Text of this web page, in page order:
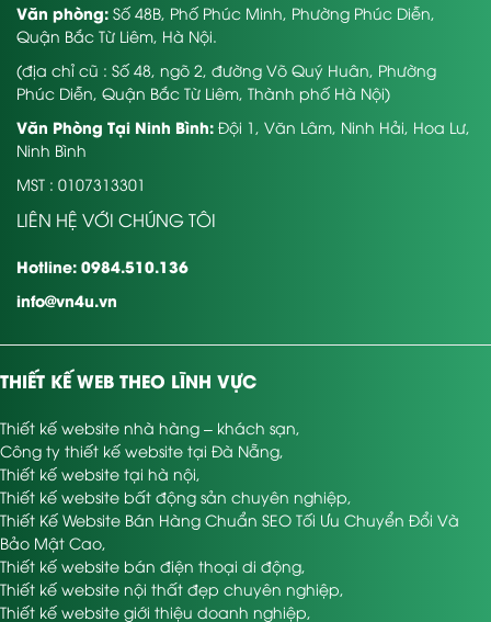
Văn phòng: Số 48B, Phố Phúc Minh, Phường Phúc Diễn,
Quận Bắc Từ Liêm, Hà Nội.
(địa chỉ cũ : Số 48, ngõ 2, đường Võ Quý Huân, Phường
Phúc Diễn, Quận Bắc Từ Liêm, Thành phố Hà Nội)
Văn Phòng Tại Ninh Bình: Đội 1, Văn Lâm, Ninh Hải, Hoa Lư,
Ninh Bình
MST : 0107313301
LIÊN HỆ VỚI CHÚNG TÔI
Hotline: 0984.510.136
info@vn4u.vn
THIẾT KẾ WEB THEO LĨNH VỰC
Thiết kế website nhà hàng – khách sạn,
Công ty thiết kế website tại Đà Nẵng,
Thiết kế website tại hà nội,
Thiết kế website bất động sản chuyên nghiệp,
Thiết Kế Website Bán Hàng Chuẩn SEO Tối Ưu Chuyển Đổi Và
Bảo Mật Cao,
Thiết kế website bán điện thoại di động,
Thiết kế website nội thất đẹp chuyên nghiệp,
Thiết kế website giới thiệu doanh nghiệp,